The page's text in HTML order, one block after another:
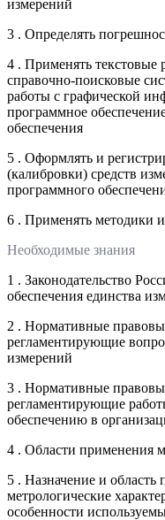
измерений
3 . Определять
4 . Применять текстовые
справочно-поисковые
работы с графической
программное
обеспечения
5 . Оформлять и
(калибровки) средств
программного
6 . Применять методики
Необходимые знания
1 . Законодательство
обеспечения единства
2 . Нормативные
регламентирующие
измерений
3 . Нормативные
регламентирующие
обеспечению в
4 . Области применения
5 . Назначение и область
метрологические
особенности